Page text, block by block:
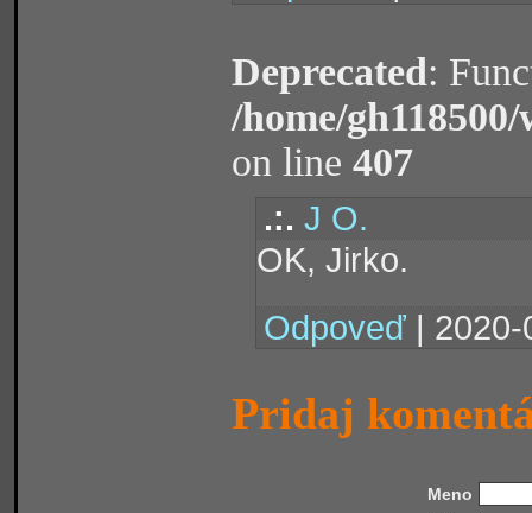
Deprecated:
/home/
on line 407
.:. J O.
OK, Jirko.
Odpoveď |
Pridaj
Meno